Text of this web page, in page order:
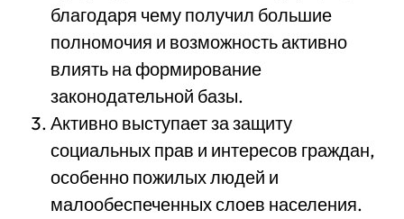
благодаря чему получил большие
полномочия и возможность активно
влиять на формирование
законодательной базы.
Активно выступает за защиту
социальных прав и интересов граждан,
особенно пожилых людей и
малообеспеченных слоев населения.